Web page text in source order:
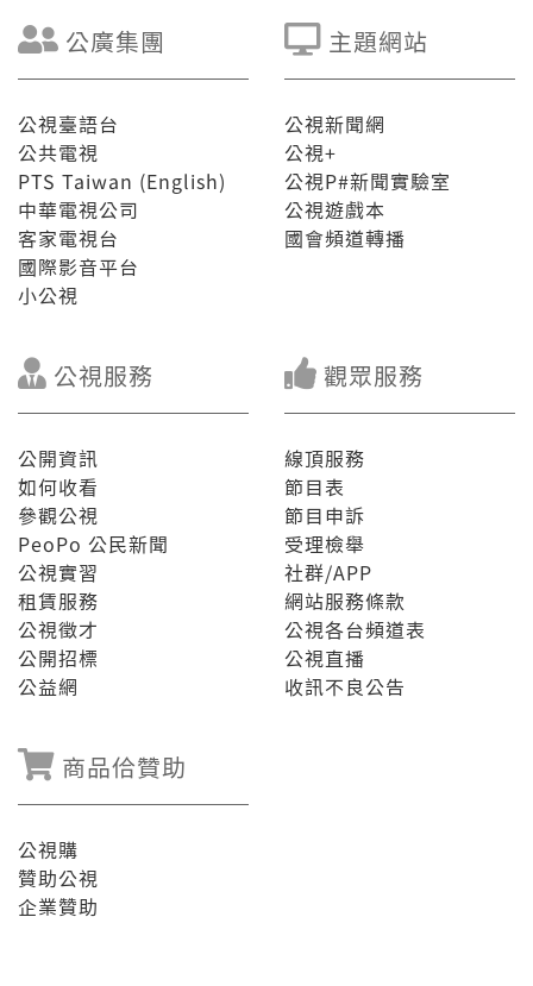
公廣集團
公視臺語台
公共電視
PTS Taiwan (English)
中華電視公司
客家電視台
國際影音平台
小公視
主題網站
公視新聞網
公視+
公視P#新聞實驗室
公視遊戲本
國會頻道轉播
公視服務
公開資訊
如何收看
參觀公視
PeoPo 公民新聞
公視實習
租賃服務
公視徵才
公開招標
公益網
觀眾服務
線頂服務
節目表
節目申訴
受理檢舉
社群/APP
網站服務條款
公視各台頻道表
公視直播
收訊不良公告
商品佮贊助
公視購
贊助公視
企業贊助